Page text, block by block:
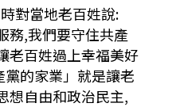
對當地老百姓說:
務,我們要守住共產
老百姓過上幸福美好
的家業」就是讓老
想自由和政治民主,